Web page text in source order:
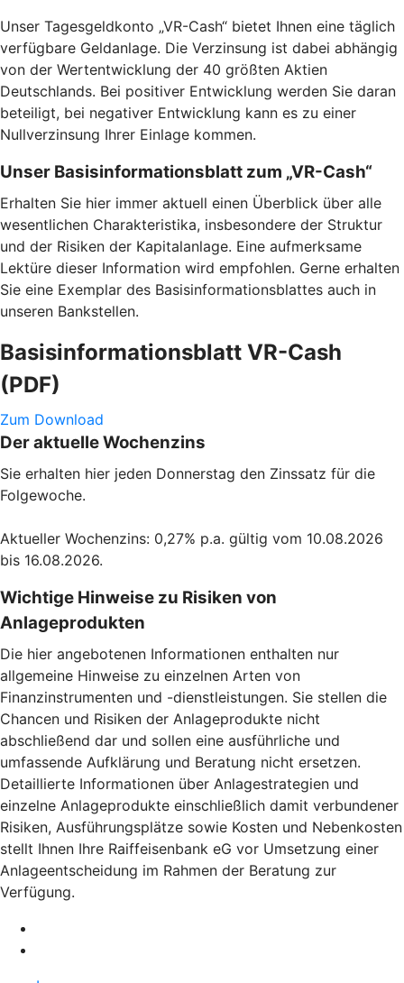
Unser Tagesgeldkonto „VR-Cash“ bietet Ihnen eine täglich
verfügbare Geldanlage. Die Verzinsung ist dabei abhängig
von der Wertentwicklung der 40 größten Aktien
Deutschlands. Bei positiver Entwicklung werden Sie daran
beteiligt, bei negativer Entwicklung kann es zu einer
Nullverzinsung Ihrer Einlage kommen.
Unser Basisinformationsblatt zum „VR-Cash“
Erhalten Sie hier immer aktuell einen Überblick über alle
wesentlichen Charakteristika, insbesondere der Struktur
und der Risiken der Kapitalanlage. Eine aufmerksame
Lektüre dieser Information wird empfohlen. Gerne erhalten
Sie eine Exemplar des Basisinformationsblattes auch in
unseren Bankstellen.
Basisinformationsblatt VR-Cash
(PDF)
Zum Download
Der aktuelle Wochenzins
Sie erhalten hier jeden Donnerstag den Zinssatz für die
Folgewoche.
Aktueller Wochenzins: 0,27% p.a. gültig vom 10.08.2026
bis 16.08.2026.
Wichtige Hinweise zu Risiken von
Anlageprodukten
Die hier angebotenen Informationen enthalten nur
allgemeine Hinweise zu einzelnen Arten von
Finanzinstrumenten und -dienstleistungen. Sie stellen die
Chancen und Risiken der Anlageprodukte nicht
abschließend dar und sollen eine ausführliche und
umfassende Aufklärung und Beratung nicht ersetzen.
Detaillierte Informationen über Anlagestrategien und
einzelne Anlageprodukte einschließlich damit verbundener
Risiken, Ausführungsplätze sowie Kosten und Nebenkosten
stellt Ihnen Ihre Raiffeisenbank eG vor Umsetzung einer
Anlageentscheidung im Rahmen der Beratung zur
Verfügung.